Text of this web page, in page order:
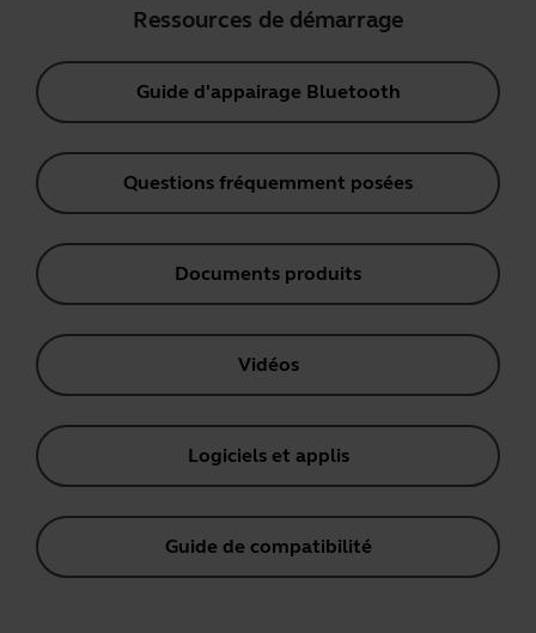
Ressources de démarrage
Guide d'appairage Bluetooth
Questions fréquemment posées
Documents produits
Vidéos
Logiciels et applis
Guide de compatibilité